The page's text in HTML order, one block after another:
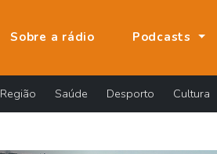
Sobre a rádio Podcasts
Região Saúde Desporto Cultura